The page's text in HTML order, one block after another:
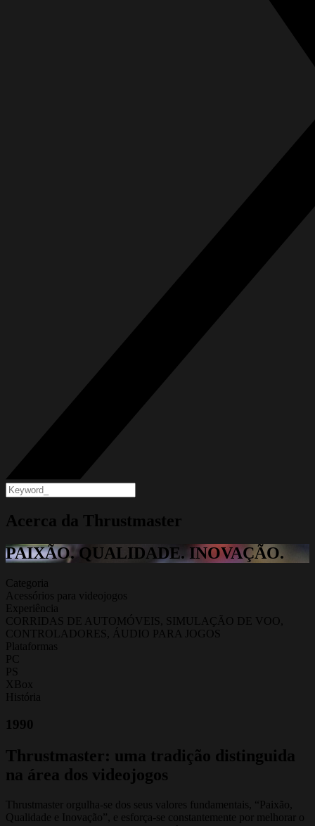
Acerca da Thrustmaster
PAIXÃO. QUALIDADE. INOVAÇÃO.
Categoria
Acessórios para videojogos
Experiência
CORRIDAS DE AUTOMÓVEIS, SIMULAÇÃO DE VOO,
CONTROLADORES, ÁUDIO PARA JOGOS
Plataformas
PC
PS
XBox
História
1990
Thrustmaster: uma tradição distinguida
na área dos videojogos
Thrustmaster orgulha-se dos seus valores fundamentais, “Paixão,
Qualidade e Inovação”, e esforça-se constantemente por melhorar o